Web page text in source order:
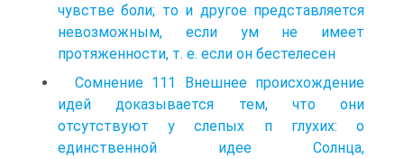
чувстве боли; то и другое представляется
невозможным, если ум не имеет
протяженности, т. е. если он бестелесен
Сомнение 111 Внешнее происхождение
идей доказывается тем, что они
отсутствуют у слепых п глухих: о
единственной идее Солнца,